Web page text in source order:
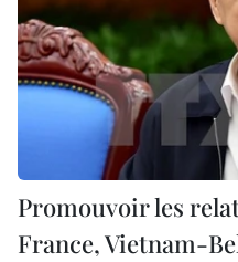
Promouvoir les
France, Vietnam-